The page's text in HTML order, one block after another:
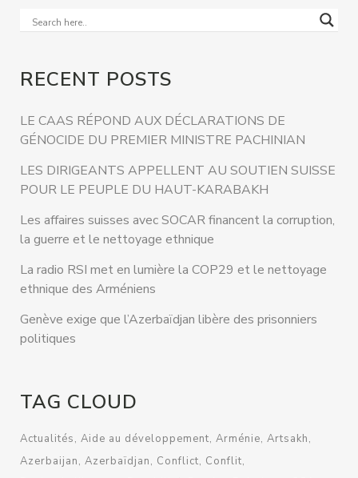
RECENT POSTS
LE CAAS RÉPOND AUX DÉCLARATIONS DE
GÉNOCIDE DU PREMIER MINISTRE PACHINIAN
LES DIRIGEANTS APPELLENT AU SOUTIEN SUISSE
POUR LE PEUPLE DU HAUT-KARABAKH
Les affaires suisses avec SOCAR financent la corruption,
la guerre et le nettoyage ethnique
La radio RSI met en lumière la COP29 et le nettoyage
ethnique des Arméniens
Genève exige que l’Azerbaïdjan libère des prisonniers
politiques
TAG CLOUD
Actualités Aide au développement Arménie Artsakh
Azerbaijan Azerbaïdjan Conflict Conflit